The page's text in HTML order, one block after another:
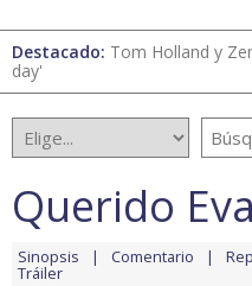
Destacado: Tom Holland y
day'
Querido
Sinopsis Comentario
Tráiler